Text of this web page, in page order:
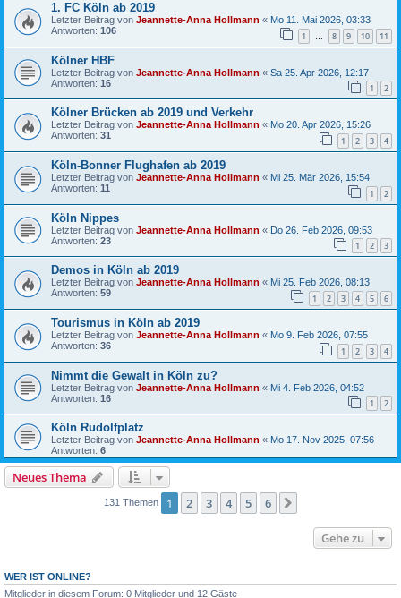
1. FC Köln ab 2019
Letzter Beitrag von Jeannette-Anna Hollmann « Mo 11. Mai 2026, 03:33
Antworten: 106 1 … 8 9 10 11
Kölner HBF
Letzter Beitrag von Jeannette-Anna Hollmann « Sa 25. Apr 2026, 12:17
Antworten: 16 1 2
Kölner Brücken ab 2019 und Verkehr
Letzter Beitrag von Jeannette-Anna Hollmann « Mo 20. Apr 2026, 15:26
Antworten: 31 1 2 3 4
Köln-Bonner Flughafen ab 2019
Letzter Beitrag von Jeannette-Anna Hollmann « Mi 25. Mär 2026, 15:54
Antworten: 11 1 2
Köln Nippes
Letzter Beitrag von Jeannette-Anna Hollmann « Do 26. Feb 2026, 09:53
Antworten: 23 1 2 3
Demos in Köln ab 2019
Letzter Beitrag von Jeannette-Anna Hollmann « Mi 25. Feb 2026, 08:13
Antworten: 59 1 2 3 4 5 6
Tourismus in Köln ab 2019
Letzter Beitrag von Jeannette-Anna Hollmann « Mo 9. Feb 2026, 07:55
Antworten: 36 1 2 3 4
Nimmt die Gewalt in Köln zu?
Letzter Beitrag von Jeannette-Anna Hollmann « Mi 4. Feb 2026, 04:52
Antworten: 16 1 2
Köln Rudolfplatz
Letzter Beitrag von Jeannette-Anna Hollmann « Mo 17. Nov 2025, 07:56
Antworten: 6
Neues Thema
131 Themen 1 2 3 4 5 6
Gehe zu
WER IST ONLINE?
Mitglieder in diesem Forum: 0 Mitglieder und 12 Gäste